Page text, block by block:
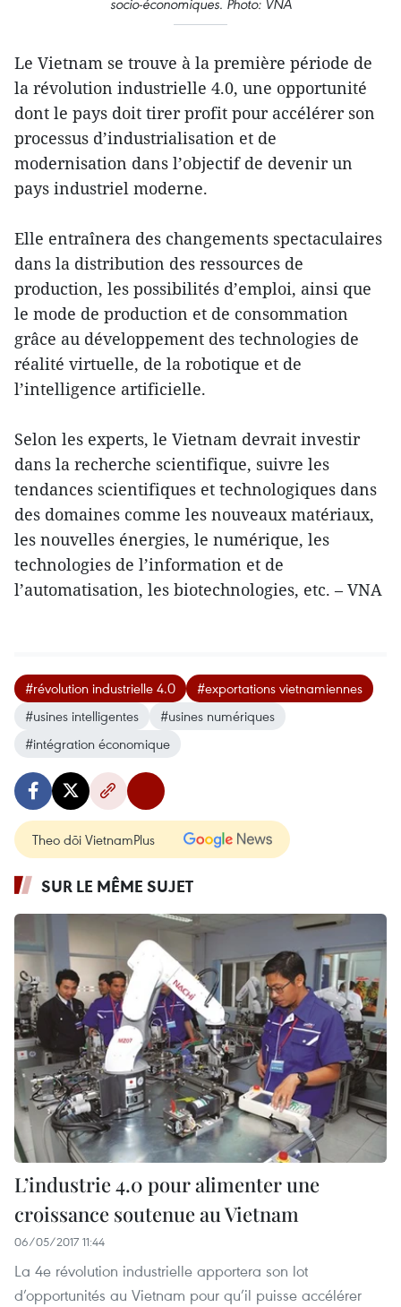
socio-économiques. Photo: VNA
Le Vietnam se trouve à la première période de
la révolution industrielle 4.0, une opportunité
dont le pays doit tirer profit pour accélérer son
processus d’industrialisation et de
modernisation dans l’objectif de devenir un
pays industriel moderne.
Elle entraînera des changements spectaculaires
dans la distribution des ressources de
production, les possibilités d’emploi, ainsi que
le mode de production et de consommation
grâce au développement des technologies de
réalité virtuelle, de la robotique et de
l’intelligence artificielle.
Selon les experts, le Vietnam devrait investir
dans la recherche scientifique, suivre les
tendances scientifiques et technologiques dans
des domaines comme les nouveaux matériaux,
les nouvelles énergies, le numérique, les
technologies de l’information et de
l’automatisation, les biotechnologies, etc. – VNA
#révolution industrielle 4.0
#exportations vietnamiennes
#usines intelligentes
#usines numériques
#intégration économique
Theo dõi VietnamPlus
SUR LE MÊME SUJET
L’industrie 4.0 pour alimenter une
croissance soutenue au Vietnam
06/05/2017 11:44
La 4e révolution industrielle apportera son lot
d’opportunités au Vietnam pour qu’il puisse accélérer